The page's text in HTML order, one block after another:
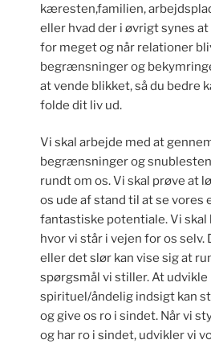
kæresten,familien,
eller hvad der i øvrigt synes
for meget og når relationer
begrænsninger og
at vende blikket, så du bedre
folde dit liv ud.
Vi skal arbejde med at
begrænsninger og
rundt om os. Vi skal prøve at
os ude af stand til at se
fantastiske potentiale. Vi skal
hvor vi står i vejen for os
eller det slør kan vise sig at
spørgsmål vi stiller. At
spirituel/åndelig indsigt kan
og give os ro i sindet. Når vi
og har ro i sindet, udvikler vi